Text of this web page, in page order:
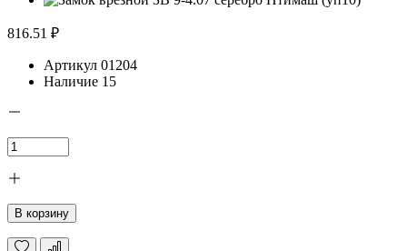
816.51 ₽
Артикул 01204
Наличие 15
В корзину